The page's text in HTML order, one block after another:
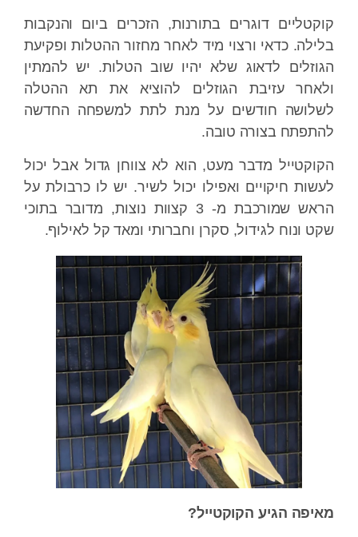
דוגרים בתורנות, הזכרים ביום והנקבות
כדאי ורצוי מיד לאחר מחזור ההטלות ופקיעת
לדאוג שלא יהיו שוב הטלות. יש להמתין
עזיבת הגוזלים להוציא את תא ההטלה
חודשים על מנת לתת למשפחה החדשה
בצורה טובה.
מדבר מעט, הוא לא צווחן גדול אבל יכול
חיקויים ואפילו יכול לשיר. יש לו כרבולת על
הראש שמורכבת מ- 3 קצוות נוצות, מדובר בתוכי
ונוח לגידול, סקרן וחברותי ומאד קל לאילוף.
הגיע הקוקטייל?